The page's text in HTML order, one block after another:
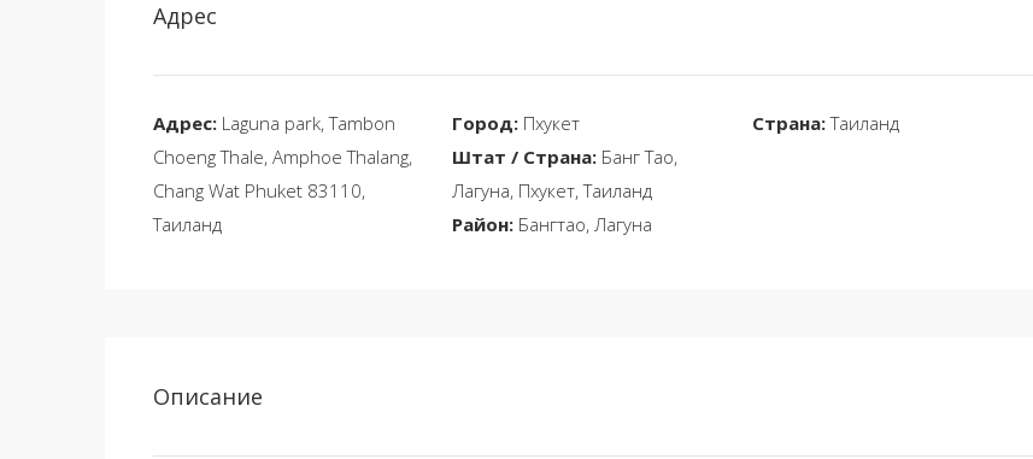
Адрес
Адрес: Laguna park, Tambon
Choeng Thale, Amphoe Thalang,
Chang Wat Phuket 83110,
Таиланд
Город: Пхукет
Штат / Страна: Банг Тао,
Лагуна, Пхукет, Таиланд
Район: Бангтао, Лагуна
Страна:Таиланд
Описание